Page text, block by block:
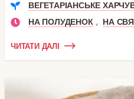
ВЕГЕТАРІАНСЬКЕ
НА ПОЛУДЕНОК , НА
ЧИТАТИ ДАЛІ